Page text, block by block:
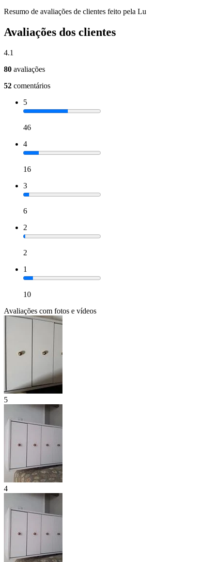
Resumo de avaliações de clientes feito pela Lu
Avaliações dos clientes
4.1
80 avaliações
52 comentários
5
46
4
16
3
6
2
2
1
10
Avaliações com fotos e vídeos
5
4